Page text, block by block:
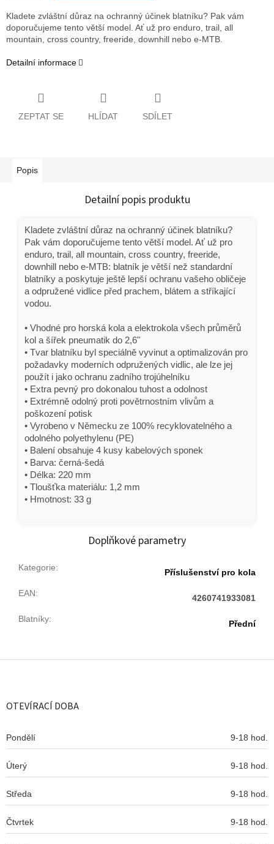
Kladete zvláštní důraz na ochranný účinek blatníku? Pak vám
doporučujeme tento větší model. Ať už pro enduro, trail, all
mountain, cross country, freeride, downhill nebo e-MTB.
Detailní informace
ZEPTAT SE HLÍDAT SDÍLET
Popis
Detailní popis produktu
Kladete zvláštní důraz na ochranný účinek blatníku?
Pak vám doporučujeme tento větší model. Ať už pro
enduro, trail, all mountain, cross country, freeride,
downhill nebo e-MTB: blatník je větší než standardní
blatníky a poskytuje ještě lepší ochranu vašeho obličeje
a odpružené vidlice před prachem, blátem a stříkající
vodou.
• Vhodné pro horská kola a elektrokola všech průměrů
kol a šířek pneumatik do 2,6"
• Tvar blatníku byl speciálně vyvinut a optimalizován pro
požadavky moderních odpružených vidlic, ale lze jej
použít i jako ochranu zadního trojúhelníku
• Extra pevný pro dokonalou tuhost a odolnost
• Extrémně odolný proti povětrnostním vlivům a
poškození potisk
• Vyrobeno v Německu ze 100% recyklovatelného a
odolného polyethylenu (PE)
• Balení obsahuje 4 kusy kabelových sponek
• Barva: černá-šedá
• Délka: 220 mm
• Tloušťka materiálu: 1,2 mm
• Hmotnost: 33 g
Doplňkové parametry
Kategorie: Příslušenství pro kola
EAN: 4260741933081
Blatníky: Přední
Z
OTEVÍRACÍ DOBA
Pondělí 9-18 hod.
Úterý 9-18 hod.
Středa 9-18 hod.
Čtvrtek 9-18 hod.